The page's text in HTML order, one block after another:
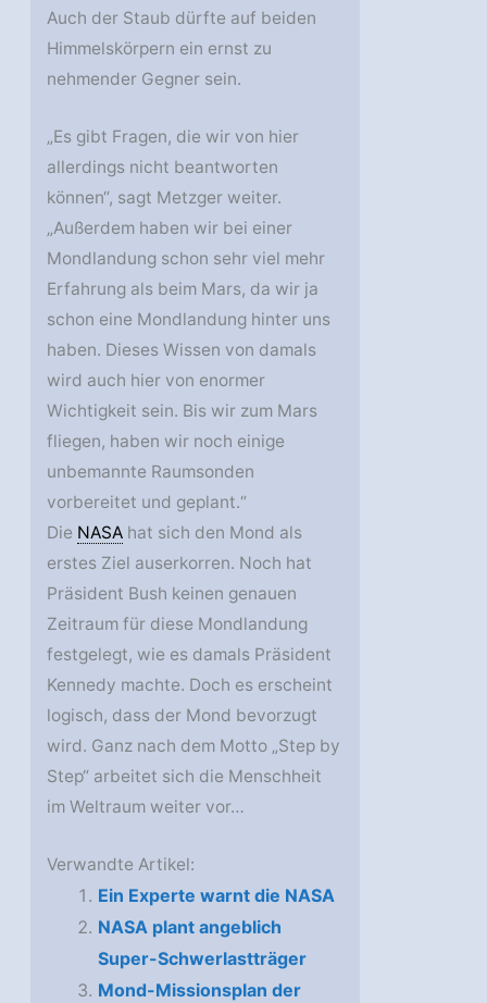
Auch der Staub dürfte auf beiden
Himmelskörpern ein ernst zu
nehmender Gegner sein.
„Es gibt Fragen, die wir von hier
allerdings nicht beantworten
können“, sagt Metzger weiter.
„Außerdem haben wir bei einer
Mondlandung schon sehr viel mehr
Erfahrung als beim Mars, da wir ja
schon eine Mondlandung hinter uns
haben. Dieses Wissen von damals
wird auch hier von enormer
Wichtigkeit sein. Bis wir zum Mars
fliegen, haben wir noch einige
unbemannte Raumsonden
vorbereitet und geplant.“
Die NASA hat sich den Mond als
erstes Ziel auserkorren. Noch hat
Präsident Bush keinen genauen
Zeitraum für diese Mondlandung
festgelegt, wie es damals Präsident
Kennedy machte. Doch es erscheint
logisch, dass der Mond bevorzugt
wird. Ganz nach dem Motto „Step by
Step“ arbeitet sich die Menschheit
im Weltraum weiter vor…
Verwandte Artikel:
Ein Experte warnt die NASA
NASA plant angeblich
Super-Schwerlastträger
Mond-Missionsplan der